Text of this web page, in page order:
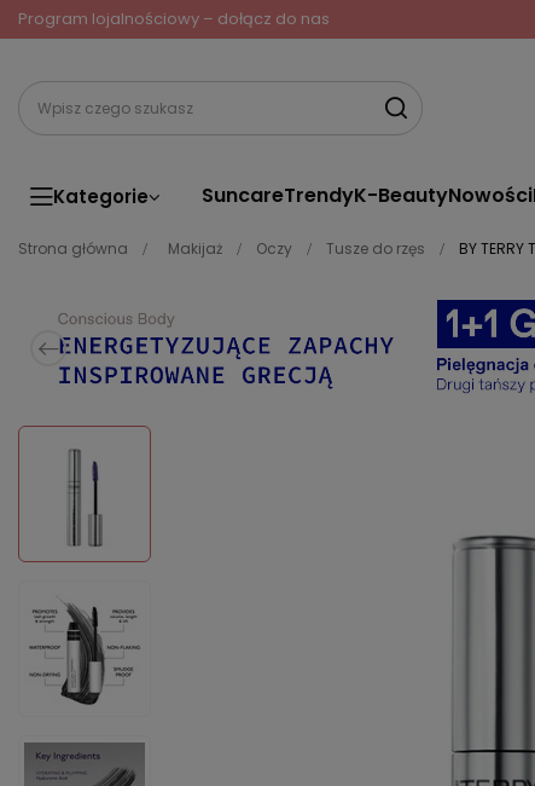
Program lojalnościowy – dołącz do nas
Kategorie SuncareTrendyK-BeautyNowości
Strona główna Makijaż Oczy Tusze do rzęs BY